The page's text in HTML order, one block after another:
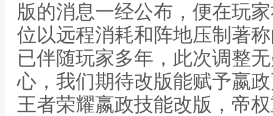
版的消息一经公布，便在玩
位以远程消耗和阵地压制著
已伴随玩家多年，此次调整
心，我们期待改版能赋予嬴
王者荣耀嬴政技能改版，帝